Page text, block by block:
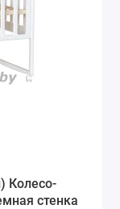
Колесо-
стенка